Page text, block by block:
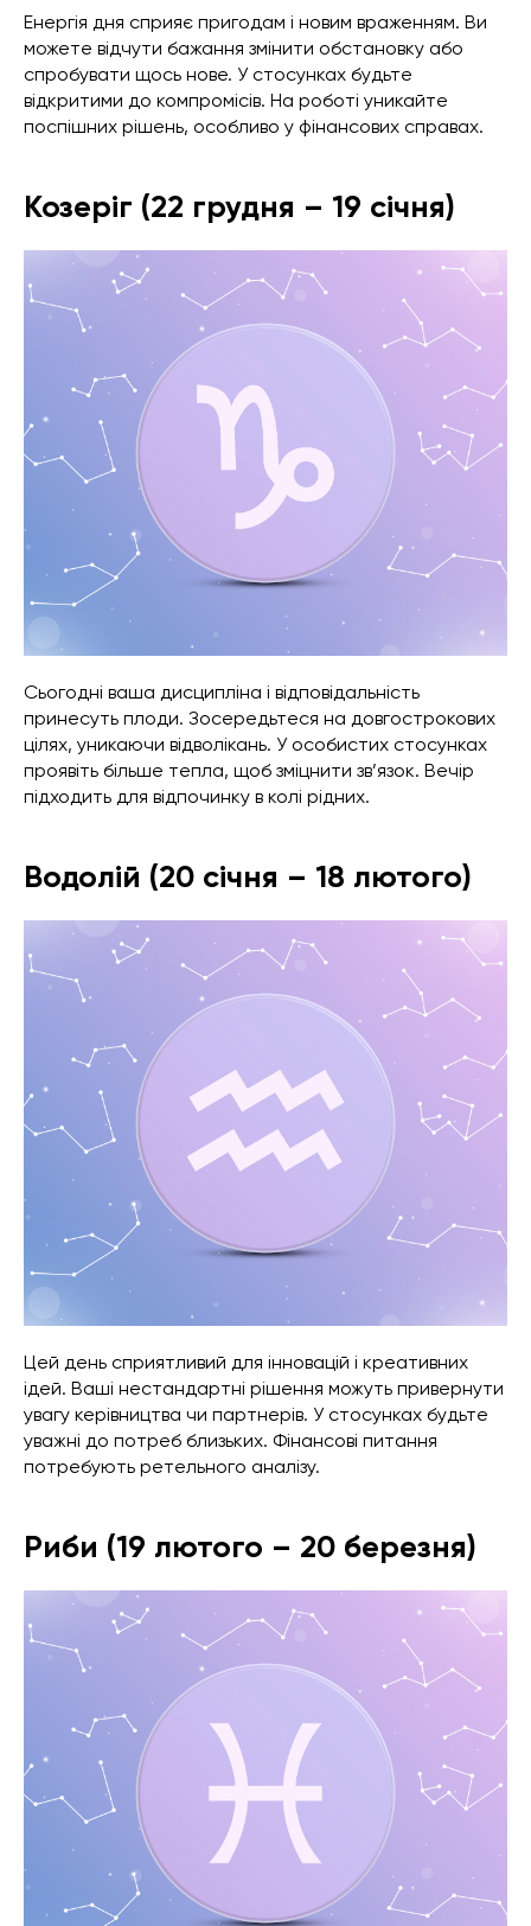
Енергія дня сприяє пригодам і новим враженням. Ви
можете відчути бажання змінити обстановку або
спробувати щось нове. У стосунках будьте
відкритими до компромісів. На роботі уникайте
поспішних рішень, особливо у фінансових справах.
Козеріг (22 грудня – 19 січня)
Сьогодні ваша дисципліна і відповідальність
принесуть плоди. Зосередьтеся на довгострокових
цілях, уникаючи відволікань. У особистих стосунках
проявіть більше тепла, щоб зміцнити зв’язок. Вечір
підходить для відпочинку в колі рідних.
Водолій (20 січня – 18 лютого)
Цей день сприятливий для інновацій і креативних
ідей. Ваші нестандартні рішення можуть привернути
увагу керівництва чи партнерів. У стосунках будьте
уважні до потреб близьких. Фінансові питання
потребують ретельного аналізу.
Риби (19 лютого – 20 березня)